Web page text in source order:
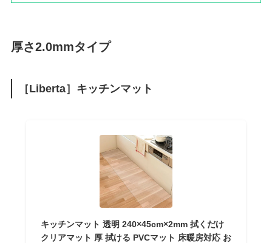
厚さ2.0mmタイプ
［Liberta］キッチンマット
キッチンマット 透明 240×45cm×2mm 拭くだけ
クリアマット 厚 拭ける PVCマット 床暖房対応 お